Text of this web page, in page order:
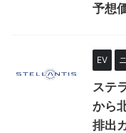
予想
EV
ステ
から
排出